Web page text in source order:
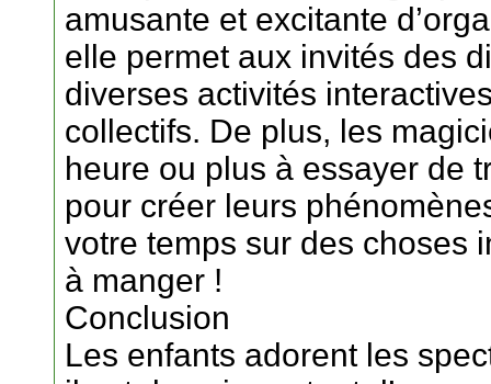
amusante et excitante
elle permet aux invités des
diverses activités
collectifs. De plus, les
heure ou plus à essayer de
pour créer leurs
votre temps sur des choses
à manger !
Conclusion
Les enfants adorent les